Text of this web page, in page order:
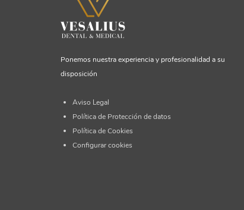
Ponemos nuestra experiencia y profesionalidad a su
disposición
Aviso Legal
Política de Protección de datos
Política de Cookies
Configurar cookies